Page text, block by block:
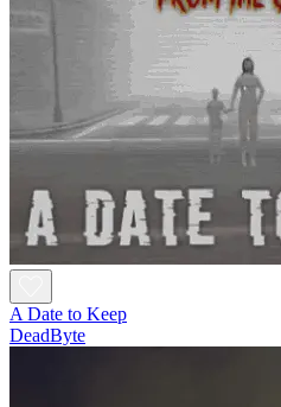
A Date to Keep
DeadByte